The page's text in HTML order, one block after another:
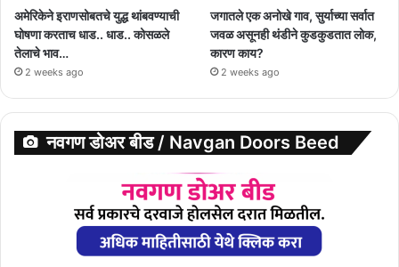
अमेरिकेने इराणसोबतचे युद्ध थांबवण्याची
घोषणा करताच धाड.. धाड.. कोसळले
तेलाचे भाव…
2 weeks ago
जगातले एक अनोखे गाव, सुर्याच्या सर्वात
जवळ असूनही थंडीने कुडकुडतात लोक,
कारण काय?
2 weeks ago
नवगण डोअर बीड / Navgan Doors Beed